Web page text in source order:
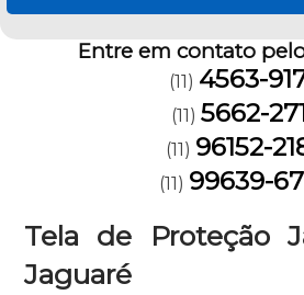
Entre em contato
(11) 4563-
(11) 5662-
(11) 96152-
(11) 99639-
Tela de Proteção
Jaguaré